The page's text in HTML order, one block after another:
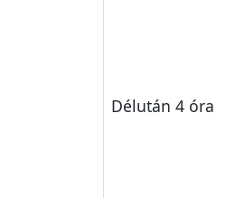
Délután 4 óra